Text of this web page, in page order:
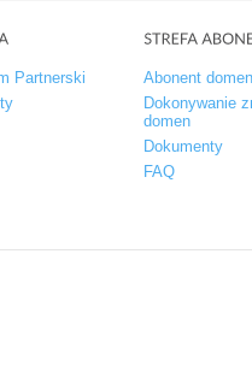
Partnerski
Abonent
Dokonywanie
domen
Dokumenty
FAQ